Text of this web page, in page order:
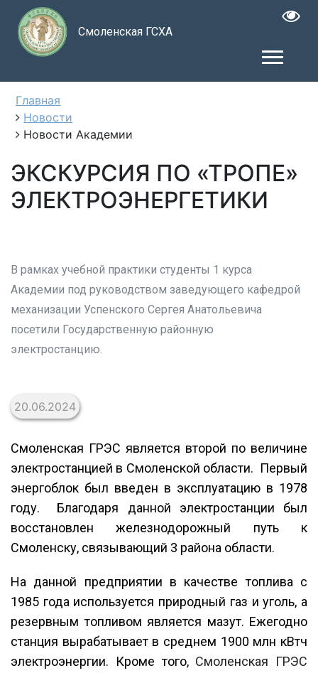
Смоленская ГСХА
Главная
Новости
Новости Академии
ЭКСКУРСИЯ ПО «ТРОПЕ»
ЭЛЕКТРОЭНЕРГЕТИКИ
В рамках учебной практики студенты 1 курса
Академии под руководством заведующего кафедрой
механизации Успенского Сергея Анатольевича
посетили Государственную районную
электростанцию.
20.06.2024
Смоленская ГРЭС является второй по величине
электростанцией в Смоленской области. Первый
энергоблок был введен в эксплуатацию в 1978
году. Благодаря данной электростанции был
восстановлен железнодорожный путь к
Смоленску, связывающий 3 района области.
На данной предприятии в качестве топлива с
1985 года используется природный газ и уголь, а
резервным топливом является мазут. Ежегодно
станция вырабатывает в среднем 1900 млн кВтч
электроэнергии. Кроме того, Смоленская ГРЭС